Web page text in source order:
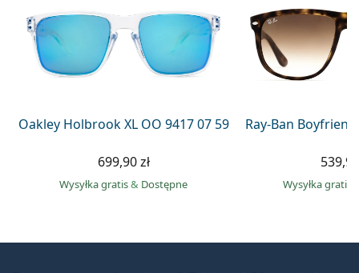
Oakley Holbrook XL OO 9417 07 59
699,90 zł
Wysyłka gratis& Dostępne
Ray-Ban
Wysyłka gratis